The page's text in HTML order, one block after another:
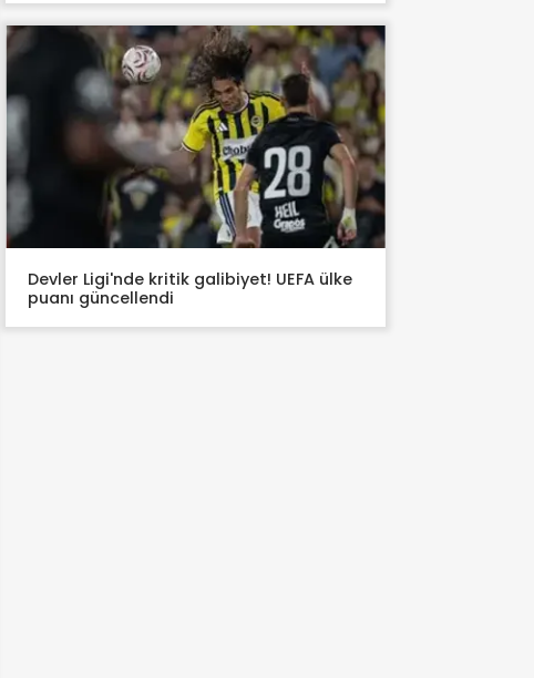
Devler Ligi'nde kritik galibiyet! UEFA ülke
puanı güncellendi